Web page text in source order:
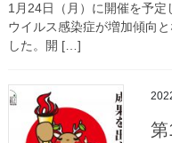
1月24日（月）に開催を予
ウイルス感染症が増加傾向
した。開 […]